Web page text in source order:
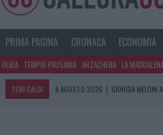
PRIMA PAGINA CRONACA ECONOMIA
OLBIA TEMPIO PAUSANIA ARZACHENA LA
TEMI CALDI 8 AGOSTO 2026 | GIORGIA MELONI